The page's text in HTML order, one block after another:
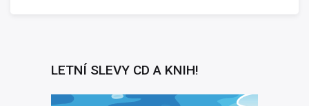
LETNÍ SLEVY CD A KNIH!